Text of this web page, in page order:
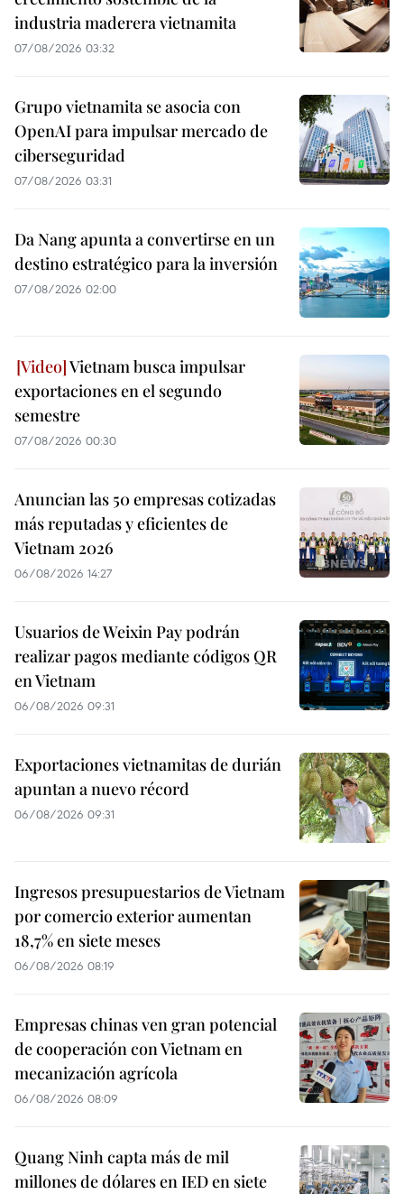
industria maderera vietnamita
07/08/2026 03:32
Grupo vietnamita se asocia con
OpenAI para impulsar mercado de
ciberseguridad
07/08/2026 03:31
Da Nang apunta a convertirse en un
destino estratégico para la inversión
07/08/2026 02:00
Vietnam busca impulsar
exportaciones en el segundo
semestre
07/08/2026 00:30
Anuncian las 50 empresas cotizadas
más reputadas y eficientes de
Vietnam 2026
06/08/2026 14:27
Usuarios de Weixin Pay podrán
realizar pagos mediante códigos QR
en Vietnam
06/08/2026 09:31
Exportaciones vietnamitas de durián
apuntan a nuevo récord
06/08/2026 09:31
Ingresos presupuestarios de Vietnam
por comercio exterior aumentan
18,7% en siete meses
06/08/2026 08:19
Empresas chinas ven gran potencial
de cooperación con Vietnam en
mecanización agrícola
06/08/2026 08:09
Quang Ninh capta más de mil
millones de dólares en IED en siete